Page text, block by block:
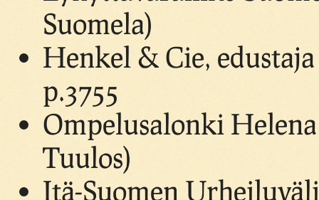
Suomela)
Henkel & Cie,
p.3755
Ompelusalonki
Tuulos)
Itä-Suomen